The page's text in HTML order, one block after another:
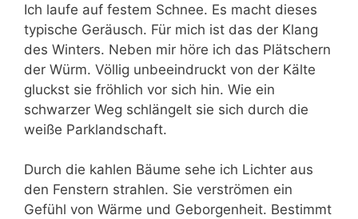
Ich laufe auf festem Schnee. Es macht dieses
typische Geräusch. Für mich ist das der Klang
des Winters. Neben mir höre ich das Plätschern
der Würm. Völlig unbeeindruckt von der Kälte
gluckst sie fröhlich vor sich hin. Wie ein
schwarzer Weg schlängelt sie sich durch die
weiße Parklandschaft.
Durch die kahlen Bäume sehe ich Lichter aus
den Fenstern strahlen. Sie verströmen ein
Gefühl von Wärme und Geborgenheit. Bestimmt